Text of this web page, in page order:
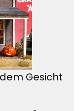
Gesicht